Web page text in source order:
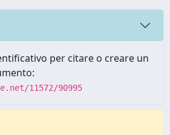
per citare o creare un
11572/90995